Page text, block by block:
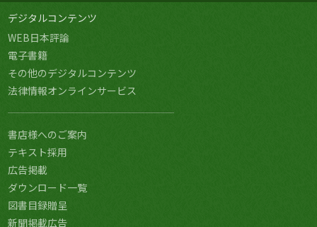
デジタルコンテンツ
WEB日本評論
電子書籍
その他のデジタルコンテンツ
法律情報オンラインサービス
書店様へのご案内
テキスト採用
広告掲載
ダウンロード一覧
図書目録贈呈
新聞掲載広告